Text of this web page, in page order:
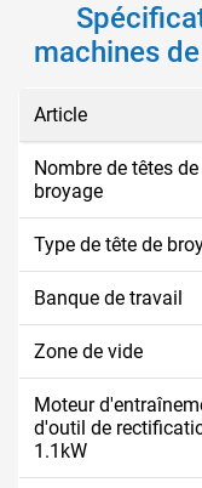
machines
Article
Nombre de têtes de
broyage
Type de tête de
Banque de travail
Zone de vide
Moteur
d'outil de
1.1kW